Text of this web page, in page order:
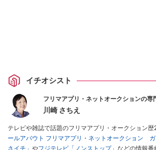
イチオシスト
フリマアプリ・ネットオークションの専
川崎 さちえ
テレビや雑誌で話題のフリマアプリ・オークション歴
ールアバウト フリマアプリ・ネットオークション ガ
さイチ」 やフジテレビ「ノンストップ」 などの情報番